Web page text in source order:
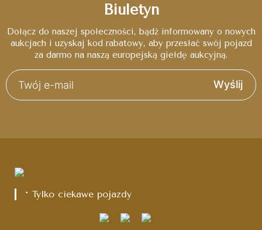
Biuletyn
Dołącz do naszej społeczności, bądź informowany o nowych
aukcjach i uzyskaj kod rabatowy, aby przesłać swój pojazd
za darmo na naszą europejską giełdę aukcyjną.
Wyślij
* Tylko ciekawe pojazdy